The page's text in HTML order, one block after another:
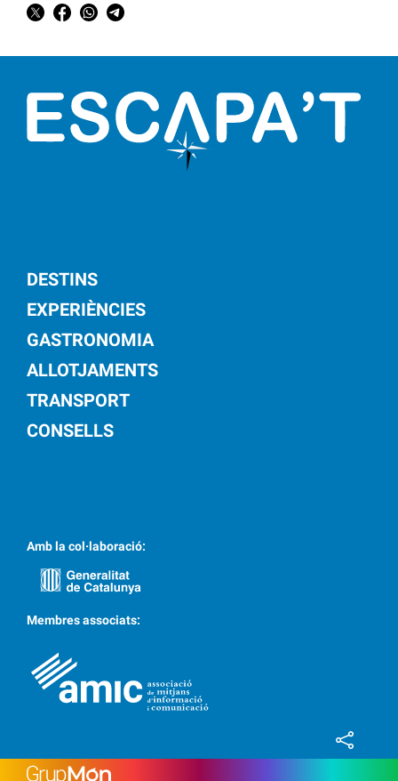
DESTINS
EXPERIÈNCIES
GASTRONOMIA
ALLOTJAMENTS
TRANSPORT
CONSELLS
Amb la col·laboració:
Membres associats: